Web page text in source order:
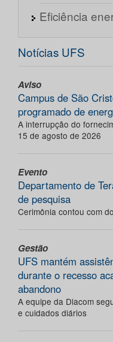
Eficiência
Notícias UFS
Aviso
Campus de São
programado de
A interrupção do
15 de agosto de 2026
Evento
Departamento de
de pesquisa
Cerimônia contou com
Gestão
UFS mantém
durante o recesso
abandono
A equipe da Diacom
e cuidados diários